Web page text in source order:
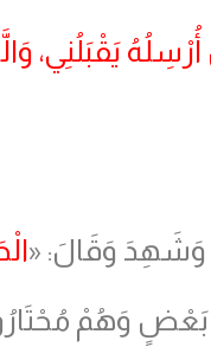
يَقْبَلُنِي،
وَشَهِدَ وَقَالَ: «
بَعْضٍ وَهُمْ